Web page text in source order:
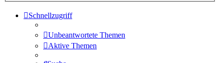
Schnellzugriff
Unbeantwortete Themen
Aktive Themen